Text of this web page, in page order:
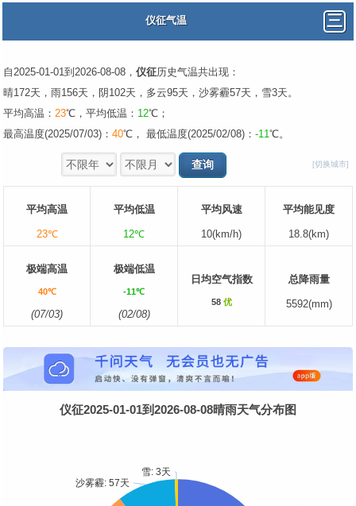
仪征气温
自2025-01-01到2026-08-08， 仪征历史气温共出现：
晴172天，雨156天，阴102天，多云95天，沙雾霾57天，雪3天。
平均高温： 23℃，平均低温： 12℃；
最高温度(2025/07/03)： 40℃， 最低温度(2025/02/08)： -11℃。
[切换城市]
平均高温
23℃
平均低温
12℃
平均风速
10(km/h)
平均能见度
18.8(km)
极端高温
40℃
(07/03)
极端低温
-11℃
(02/08)
日均空气指数
58 优
总降雨量
5592(mm)
仪征2025-01-01到2026-08-08晴雨天气分布图